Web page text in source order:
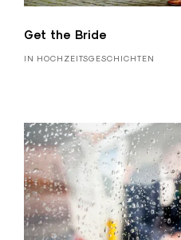
Get the Bride
IN HOCHZEITSGESCHICHTEN